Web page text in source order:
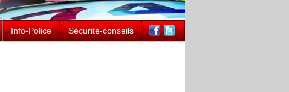
Info-Police Sécurité-conseils